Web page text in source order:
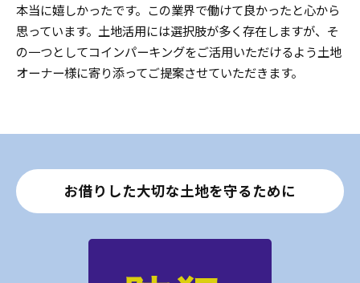
本当に嬉しかったです。この業界で働けて良かったと心から
思っています。土地活用には選択肢が多く存在しますが、そ
の一つとしてコインパーキングをご活用いただけるよう土地
オーナー様に寄り添ってご提案させていただきます。
お借りした大切な土地を守るために